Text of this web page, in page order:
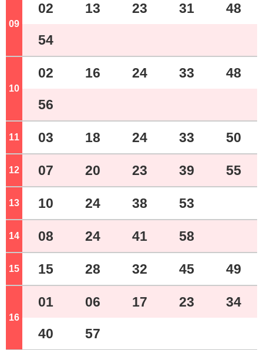
09
02 13 23 31 48
54
10
02 16 24 33 48
56
11 03 18 24 33 50
12 07 20 23 39 55
13 10 24 38 53
14 08 24 41 58
15 15 28 32 45 49
16
01 06 17 23 34
40 57